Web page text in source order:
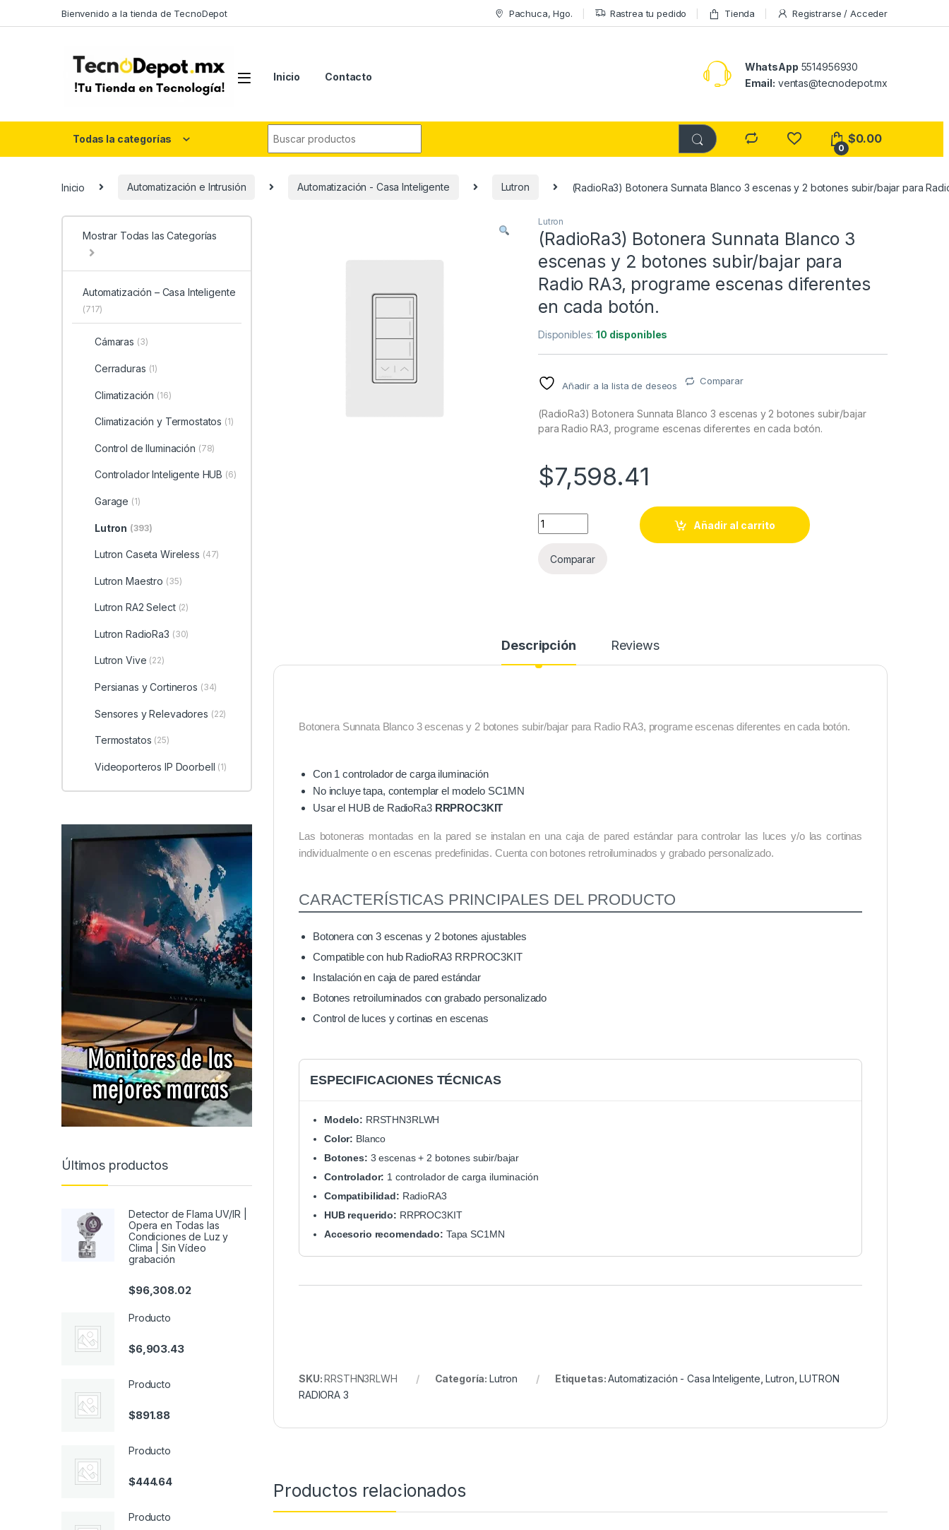
Bienvenido a la tienda de TecnoDepot Pachuca, Hgo. Rastrea tu pedido Tienda Registrarse / Acceder
Inicio Contacto
WhatsApp 5514956930
Email: ventas@tecnodepot.mx
Todas la categorías
0
$0.00
Inicio Automatización e Intrusión Automatización - Casa Inteligente Lutron (RadioRa3) Botonera Sunnata Blanco 3 escenas y 2 botones subir/bajar para
Lutron
(RadioRa3) Botonera Sunnata Blanco 3
escenas y 2 botones subir/bajar para
Radio RA3, programe escenas diferentes
en cada botón.
Disponibles:10 disponibles
Añadir a la lista de deseos Comparar
(RadioRa3) Botonera Sunnata Blanco 3 escenas y 2 botones subir/bajar
para Radio RA3, programe escenas diferentes en cada botón.
$7,598.41
(RadioRa3) Botonera Sunnata Blanco 3 escenas y 2 botones subir/bajar para
Añadir al carrito
Comparar
Descripción Reviews
Botonera Sunnata Blanco 3 escenas y 2 botones subir/bajar para Radio RA3, programe escenas diferentes en cada botón.
Con 1 controlador de carga iluminación
No incluye tapa, contemplar el modelo SC1MN
Usar el HUB de RadioRa3 RRPROC3KIT
Las botoneras montadas en la pared se instalan en una caja de pared estándar para controlar las luces y/o las cortinas
individualmente o en escenas predefinidas. Cuenta con botones retroiluminados y grabado personalizado.
CARACTERÍSTICAS PRINCIPALES DEL PRODUCTO
Botonera con 3 escenas y 2 botones ajustables
Compatible con hub RadioRA3 RRPROC3KIT
Instalación en caja de pared estándar
Botones retroiluminados con grabado personalizado
Control de luces y cortinas en escenas
ESPECIFICACIONES TÉCNICAS
Modelo: RRSTHN3RLWH
Color: Blanco
Botones: 3 escenas + 2 botones subir/bajar
Controlador: 1 controlador de carga iluminación
Compatibilidad: RadioRA3
HUB requerido: RRPROC3KIT
Accesorio recomendado: Tapa SC1MN
SKU:RRSTHN3RLWH Categoría: Lutron Etiquetas:Automatización - Casa Inteligente ,Lutron ,LUTRON
RADIORA 3
Productos relacionados
Mostrar Todas las Categorías
Automatización – Casa Inteligente
(717)
Cámaras (3)
Cerraduras (1)
Climatización (16)
Climatización y Termostatos (1)
Control de Iluminación (78)
Controlador Inteligente HUB (6)
Garage (1)
Lutron (393)
Lutron Caseta Wireless (47)
Lutron Maestro (35)
Lutron RA2 Select (2)
Lutron RadioRa3 (30)
Lutron Vive (22)
Persianas y Cortineros (34)
Sensores y Relevadores (22)
Termostatos (25)
Videoporteros IP Doorbell (1)
Últimos productos
Detector de Flama UV/IR |
Opera en Todas las
Condiciones de Luz y
Clima | Sin Vídeo
grabación
$96,308.02
Producto
$6,903.43
Producto
$891.88
Producto
$444.64
Producto